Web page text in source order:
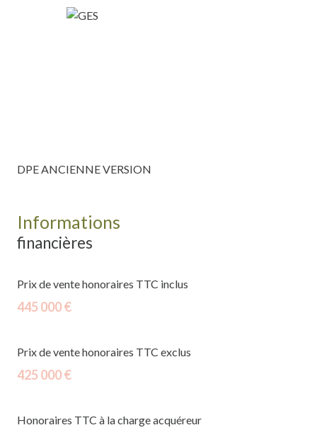
DPE ANCIENNE VERSION
Informations
financières
Prix de vente honoraires TTC inclus
445 000 €
Prix de vente honoraires TTC exclus
425 000 €
Honoraires TTC à la charge acquéreur